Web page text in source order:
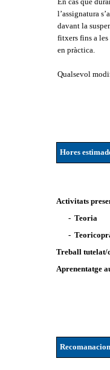
l’assignatura
davant la
fitxers fins a les
en pràctica.
Qualsevol
Hores
Activitats
- Teoria
-
Treball
Aprenentatge